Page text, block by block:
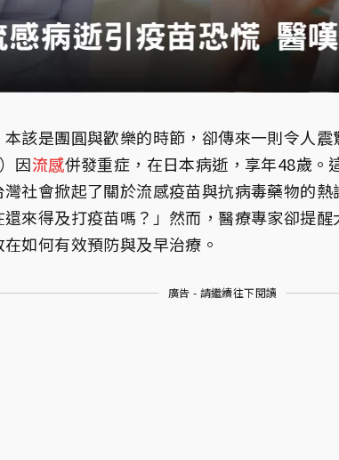
該是團圓與歡樂的時節，卻傳來一則令人震
因流感併發重症，在日本病逝，享年48歲。
社會掀起了關於流感疫苗與抗病毒藥物的
來得及打疫苗嗎？」然而，醫療專家卻提醒
如何有效預防與及早治療。
廣告 - 請繼續往下閱讀